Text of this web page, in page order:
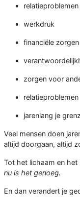
werkdruk
financiële zorgen
zorgen voor
relatieproblemen
jarenlang je
Veel mensen doen
altijd doorgaan, altijd
Tot het lichaam en
nu is het genoeg.
En dan verandert je